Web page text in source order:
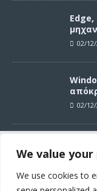
Συνεχίζοντας σε
αποδέχεστε την
σύμφωνα με
We value your
We use cookies to
02/
02/